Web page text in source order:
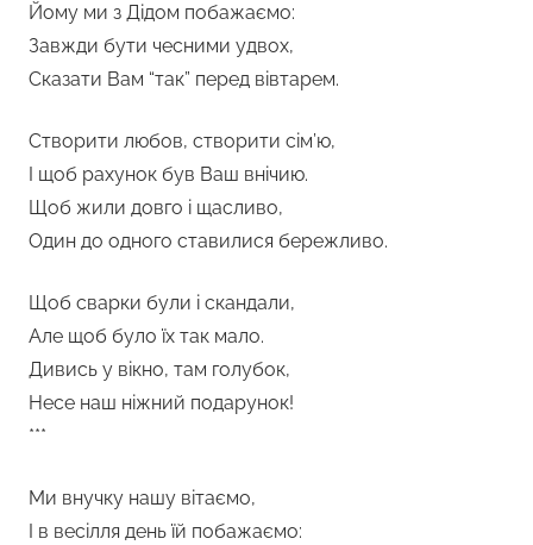
Йому ми з Дідом побажаємо:
Завжди бути чесними удвох,
Сказати Вам “так” перед вівтарем.
Створити любов, створити сім’ю,
І щоб рахунок був Ваш внічию.
Щоб жили довго і щасливо,
Один до одного ставилися бережливо.
Щоб сварки були і скандали,
Але щоб було їх так мало.
Дивись у вікно, там голубок,
Несе наш ніжний подарунок!
***
Ми внучку нашу вітаємо,
І в весілля день їй побажаємо: